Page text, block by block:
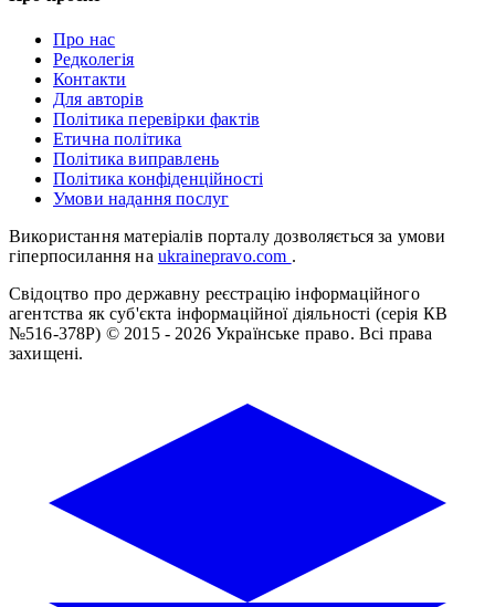
Про нас
Редколегія
Контакти
Для авторів
Політика перевірки фактів
Етична політика
Політика виправлень
Політика конфіденційності
Умови надання послуг
Використання матеріалів порталу дозволяється за умови
гіперпосилання на ukrainepravo.com .
Свідоцтво про державну реєстрацію інформаційного
агентства як суб'єкта інформаційної діяльності (серія КВ
№516-378Р) © 2015 - 2026 Українське право. Всі права
захищені.